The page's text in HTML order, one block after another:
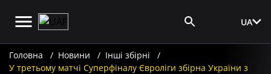
UA
Головна Новини
Інші збірні
У третьому матчі Суперфіналу Євроліги збірна України з